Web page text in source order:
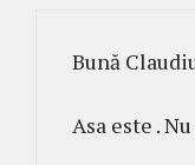
Bună
Asa este .